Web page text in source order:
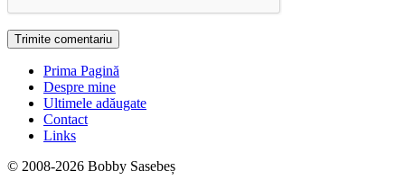
Prima Pagină
Despre mine
Ultimele adăugate
Contact
Links
© 2008-2026 Bobby Sasebeș